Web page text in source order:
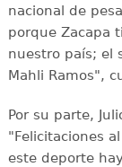
nacional de
porque Zacapa
nuestro país; el
Mahli Ramos",
Por su parte,
"Felicitaciones
este deporte